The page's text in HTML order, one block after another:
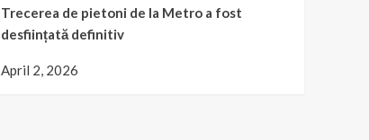
Trecerea de pietoni de la Metro a fost
desființată definitiv
April 2, 2026